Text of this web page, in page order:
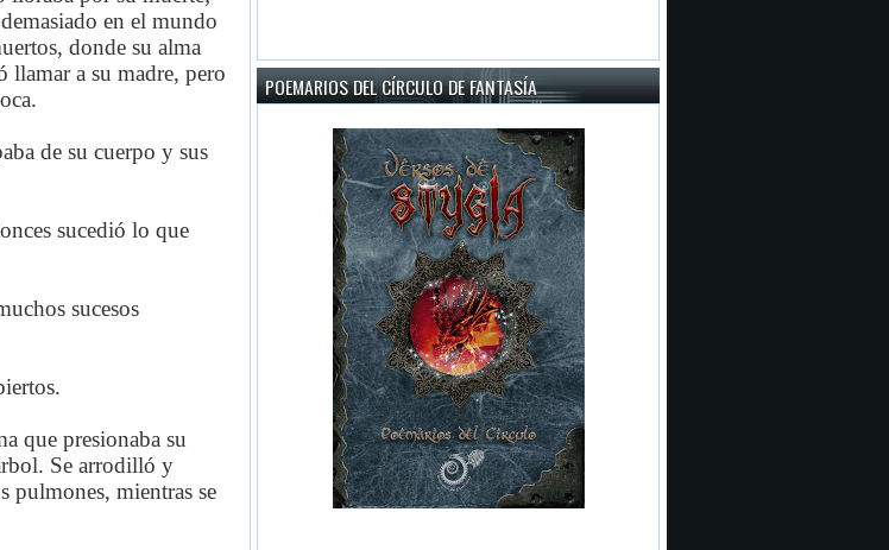
en el mundo
donde su alma
llamar a su madre, pero
de su cuerpo y sus
sucedió lo que
sucesos
que presionaba su
Se arrodilló y
pulmones, mientras se
POEMARIOS DEL CÍRCULO DE FANTASÍA